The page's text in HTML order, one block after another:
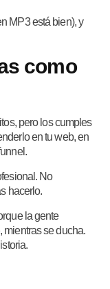
MP3 está bien), y
como
pero los cumples
en tu web, en
No
hacerlo.
la gente
mientras se ducha.